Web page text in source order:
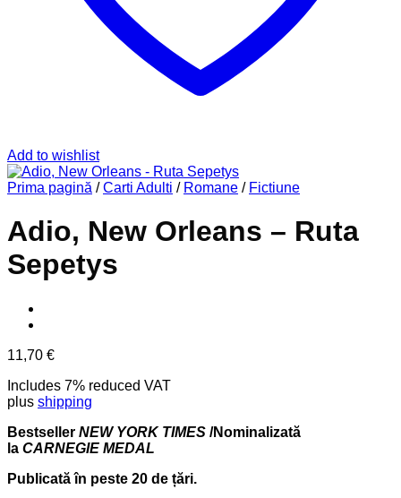
Add to wishlist
Prima pagină / Carti Adulti / Romane / Fictiune
Adio, New Orleans – Ruta
Sepetys
11,70 €
Includes 7% reduced VAT
plus shipping
Bestseller NEW YORK TIMES /Nominalizată
la CARNEGIE MEDAL
Publicată în peste 20 de țări.